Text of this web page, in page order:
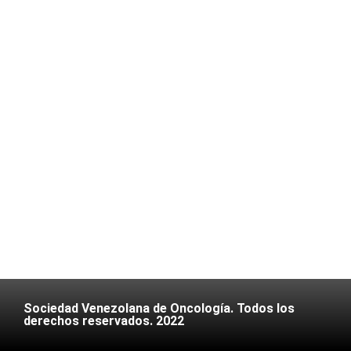
Sociedad Venezolana de Oncología. Todos los
derechos reservados. 2022